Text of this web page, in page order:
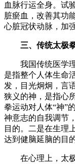
血脉行运全身。试
脏瘀血，改善其功
心脏冠状动脉，加
三、传统太极拳
我国传统医学理
是指整个人体生命
发，目光炯炯，言
狭义的神，是指心
拳运动对人体“神”
神意志的自我调节
目的。二是在生理
达到健脑延脑的目的
在心理上，太极